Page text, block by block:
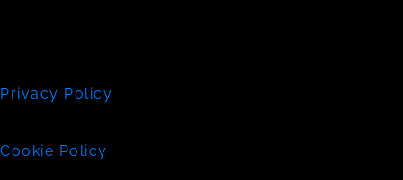
Privacy Policy
Cookie Policy